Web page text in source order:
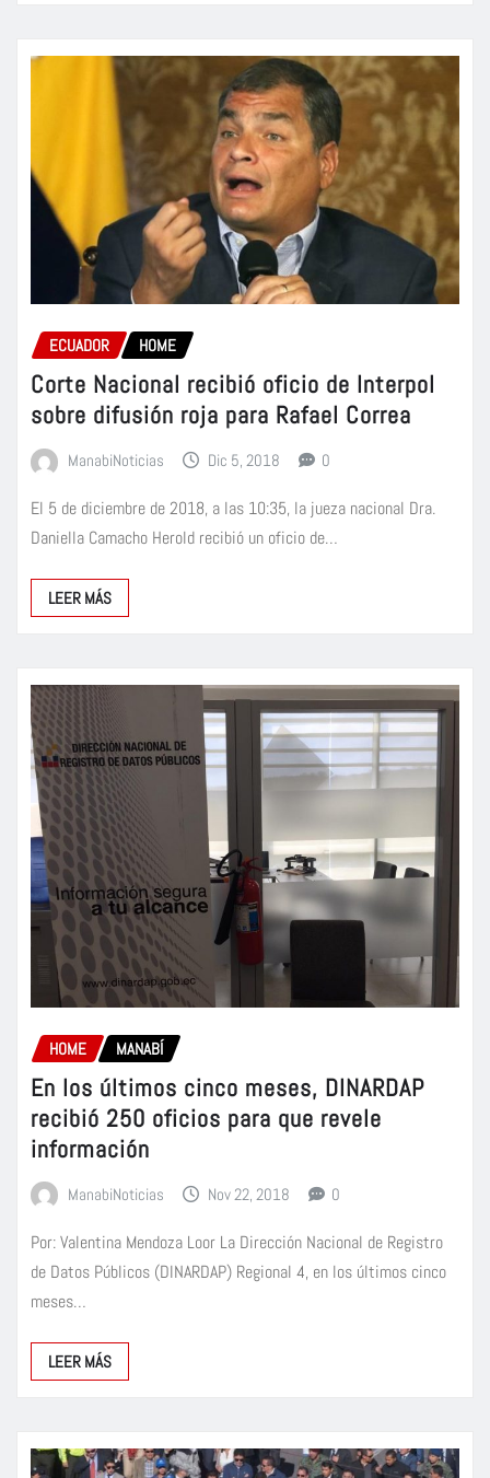
ECUADOR HOME
Corte Nacional recibió oficio de Interpol
sobre difusión roja para Rafael Correa
ManabiNoticias Dic 5, 2018 0
El 5 de diciembre de 2018, a las 10:35, la jueza nacional Dra.
Daniella Camacho Herold recibió un oficio de…
LEER MÁS
HOME MANABÍ
En los últimos cinco meses, DINARDAP
recibió 250 oficios para que revele
información
ManabiNoticias Nov 22, 2018 0
Por: Valentina Mendoza Loor La Dirección Nacional de Registro
de Datos Públicos (DINARDAP) Regional 4, en los últimos cinco
meses…
LEER MÁS